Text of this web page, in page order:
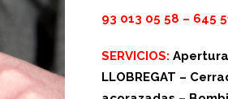
93 013 05 58 – 645
SERVICIOS:
LLOBREGAT –